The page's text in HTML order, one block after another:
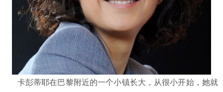
卡彭蒂耶在巴黎附近的一个小镇长大，从很小开始，她就